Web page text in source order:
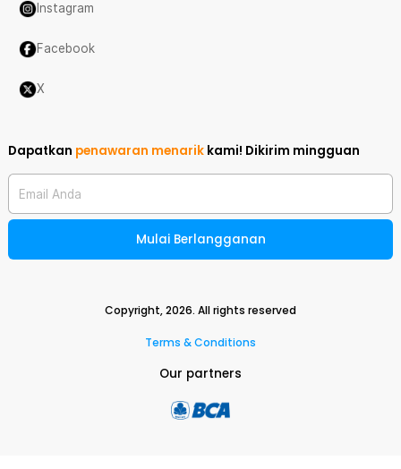
Instagram
Facebook
X
Dapatkan penawaran menarik kami! Dikirim mingguan
Email Anda
Mulai Berlangganan
Copyright,2026. All rights reserved
Terms & Conditions
Our partners